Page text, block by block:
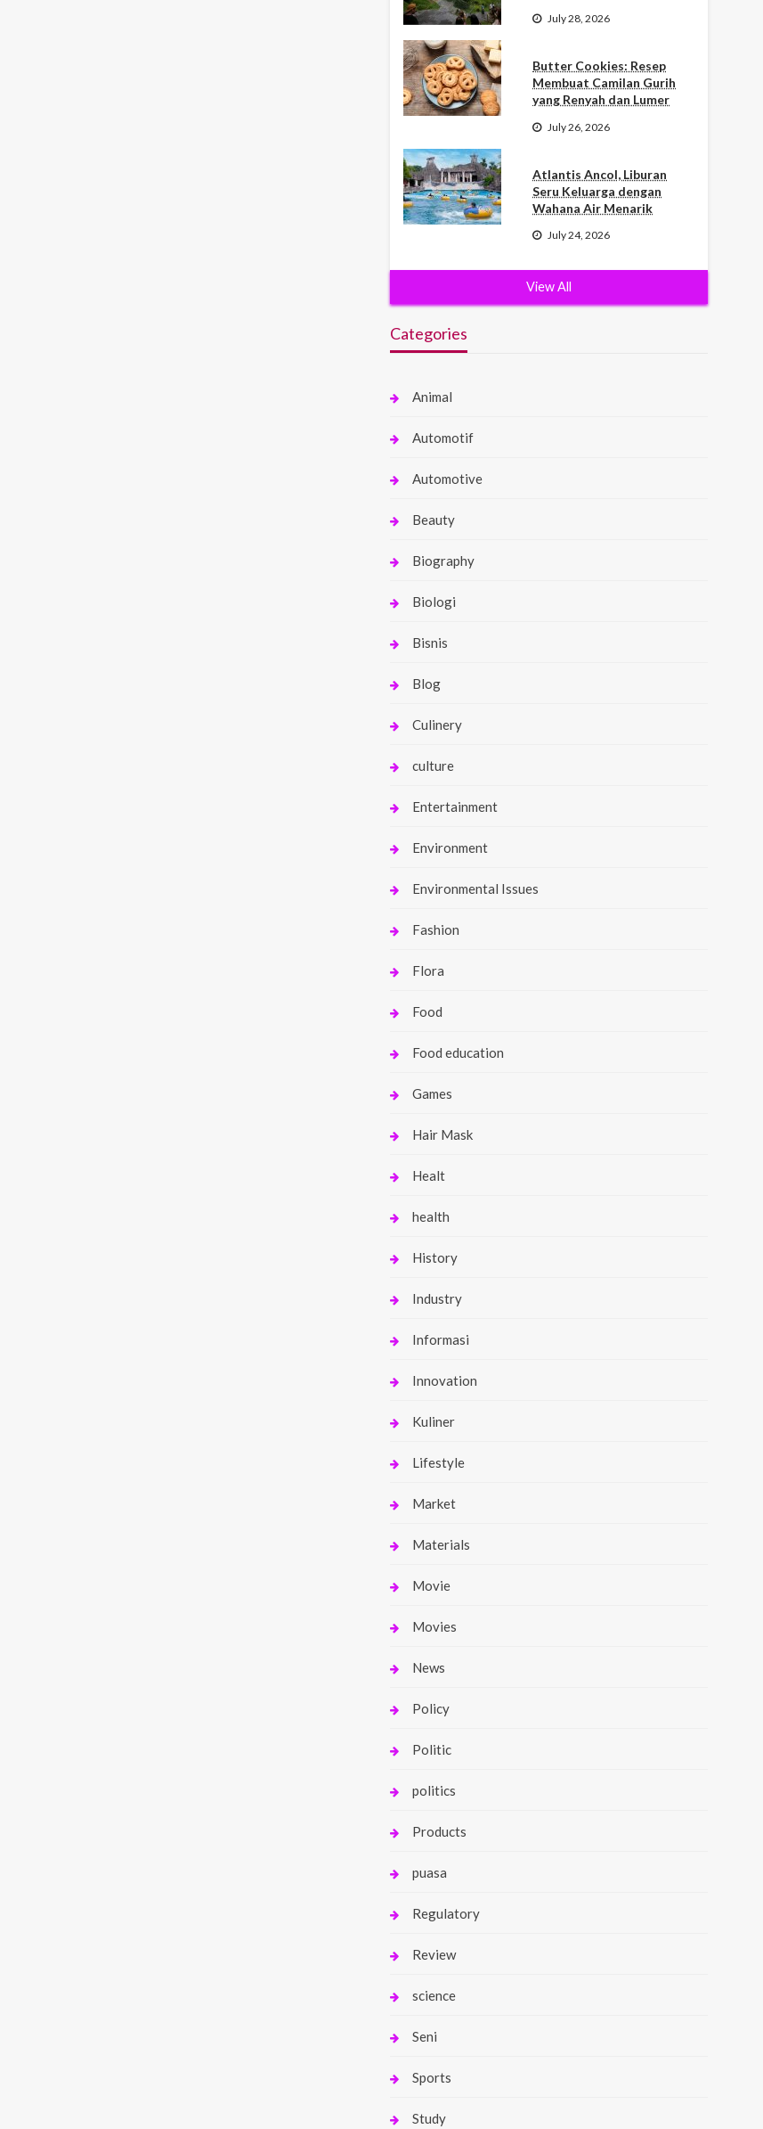
July 28, 2026
Butter Cookies: Resep
Membuat Camilan Gurih
yang Renyah dan Lumer
July 26, 2026
Atlantis Ancol, Liburan
Seru Keluarga dengan
Wahana Air Menarik
July 24, 2026
View All
Categories
Animal
Automotif
Automotive
Beauty
Biography
Biologi
Bisnis
Blog
Culinery
culture
Entertainment
Environment
Environmental Issues
Fashion
Flora
Food
Food education
Games
Hair Mask
Healt
health
History
Industry
Informasi
Innovation
Kuliner
Lifestyle
Market
Materials
Movie
Movies
News
Policy
Politic
politics
Products
puasa
Regulatory
Review
science
Seni
Sports
Study